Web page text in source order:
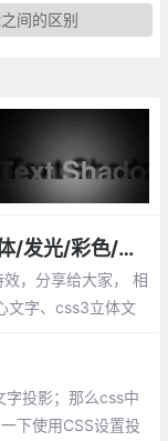
间的区别
css3实现炫酷的文字效果_空心/立体/发光/彩色/浮雕/纹理等文字特效
，分享给大家， 相
文字、css3立体文
字投影；那么css中
下使用CSS设置投